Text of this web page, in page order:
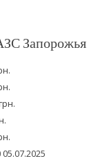
Запорожья